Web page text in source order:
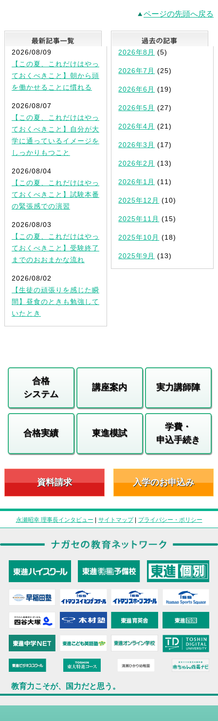
ページの先頭へ戻る
最新記事一覧
2026/08/09
【この夏、これだけはやっ
ておくべきこと】朝から頭
を働かせることに慣れる
2026/08/07
【この夏、これだけはやっ
ておくべきこと】自分が大
学に通っているイメージを
しっかりもつこと
2026/08/04
【この夏、これだけはやっ
ておくべきこと】試験本番
の緊張感での演習
2026/08/03
【この夏、これだけはやっ
ておくべきこと】受験終了
までのおおまかな流れ
2026/08/02
【生徒の頑張りを感じた瞬
間】昼食のときも勉強して
いたとき
2026年8月 (5)
2026年7月 (25)
2026年6月 (19)
2026年5月 (27)
2026年4月 (21)
2026年3月 (17)
2026年2月 (13)
2026年1月 (11)
2025年12月 (10)
2025年11月 (15)
2025年10月 (18)
2025年9月 (13)
合格
システム
講座案内 実力講師陣
合格実績 東進模試
学費・
申込手続き
資料請求 入学のお申込み
永瀬昭幸 理事長インタビュー | サイトマップ| プライバシー・ポリシー
教育力こそが、国力だと思う。